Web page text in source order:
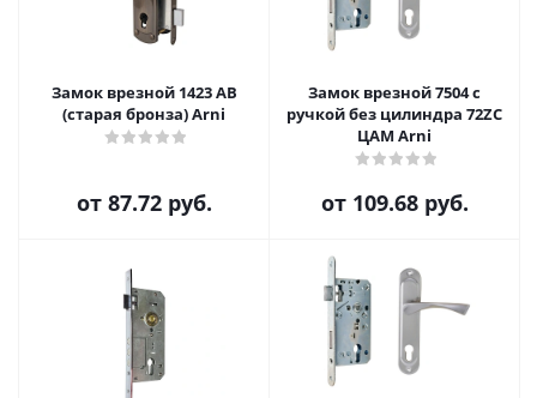
Замок врезной 1423 AB
(старая бронза) Arni
от 87.72 руб.
Замок врезной 7504 с
ручкой без цилиндра 72ZC
ЦАМ Arni
от 109.68 руб.